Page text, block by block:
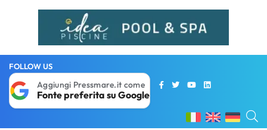
FOLLOW US
Aggiungi Pressmare.it come
Fonte preferita su Google